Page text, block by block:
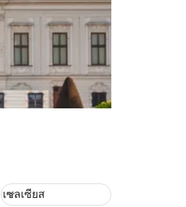
Weather unit option เซลเซียส
เซลเซียส
keyboard_arrow_down